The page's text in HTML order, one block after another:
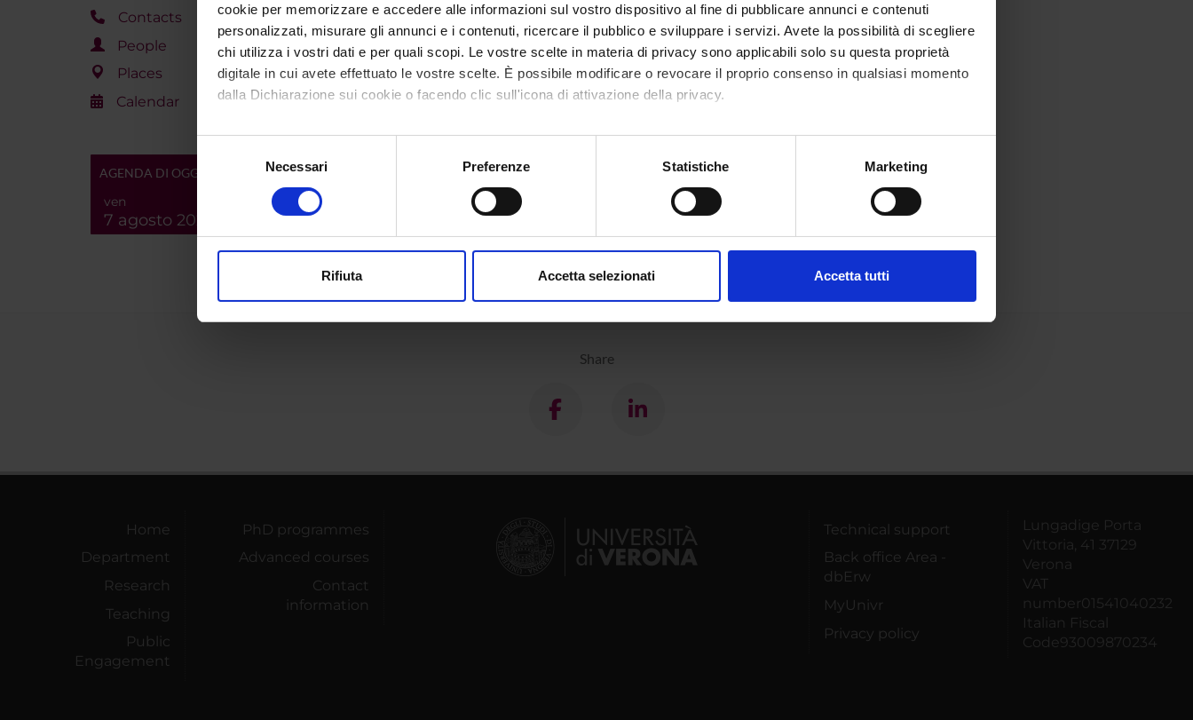
cookie per memorizzare e accedere alle informazioni sul vostro dispositivo al fine di pubblicare annunci e contenuti
personalizzati, misurare gli annunci e i contenuti, ricercare il pubblico e sviluppare i servizi. Avete la possibilità di scegliere
chi utilizza i vostri dati e per quali scopi. Le vostre scelte in materia di privacy sono applicabili solo su questa proprietà
digitale in cui avete effettuato le vostre scelte. È possibile modificare o revocare il proprio consenso in qualsiasi momento
dalla Dichiarazione sui cookie o facendo clic sull'icona di attivazione della privacy.
Con il tuo consenso, vorremmo anche:
raccogliere informazioni sulla tua posizione geografica, con un'approssimazione di qualche metro,
digitali).
modificare o ritirare il tuo consenso in qualsiasi momento dalla Dichiarazione sui cookie.
del
Necessari Preferenze Statistiche Marketing
Rifiuta Accetta selezionati Accetta tutti
Contacts
People
Places
Calendar
AGENDA DI OGGI
ven
7 agosto 2026
Share
Home
Department
Research
Teaching
Public
Engagement
PhD programmes
Advanced courses
Contact
information
Technical support
Back office Area -
dbErw
MyUnivr
Privacy policy
Lungadige Porta
Vittoria, 41 37129
Verona
VAT
number01541040232
Italian Fiscal
Code93009870234